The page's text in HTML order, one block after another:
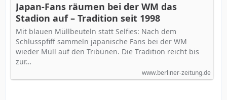
Japan-Fans räumen bei der WM das
Stadion auf – Tradition seit 1998
Mit blauen Müllbeuteln statt Selfies: Nach dem
Schlusspfiff sammeln japanische Fans bei der WM
wieder Müll auf den Tribünen. Die Tradition reicht bis
zur…
www.berliner-zeitung.de